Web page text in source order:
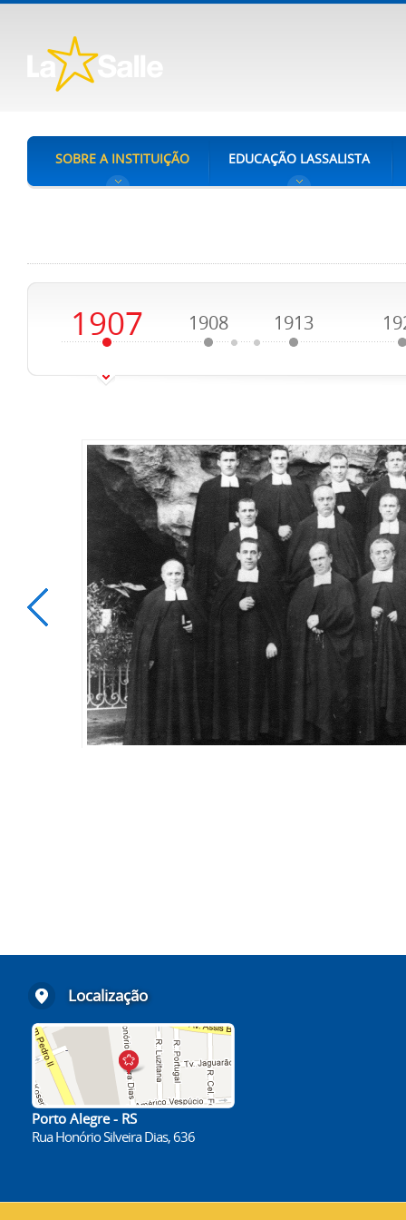
SOBRE A INSTITUIÇÃO EDUCAÇÃO LASSALISTA
1907 1908 1913
Localização
Porto Alegre - RS
Rua Honório Silveira Dias, 636